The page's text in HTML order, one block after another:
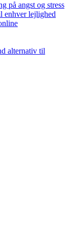
på angst og stress
enhver lejlighed
alternativ til